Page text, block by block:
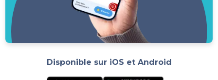
Disponible sur iOS et Android